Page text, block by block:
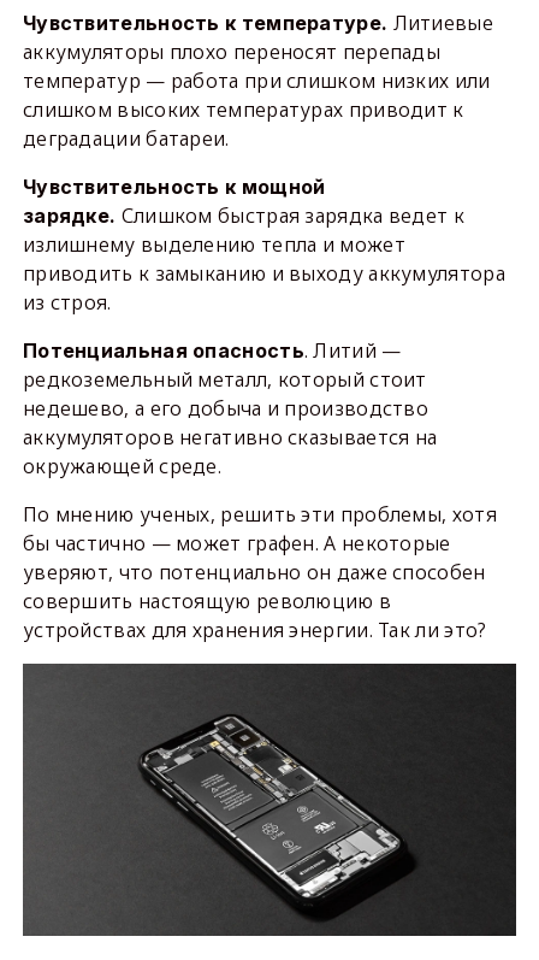
Чувствительность к температуре. Литиевые
аккумуляторы плохо переносят перепады
температур — работа при слишком низких или
слишком высоких температурах приводит к
деградации батареи.
Чувствительность к мощной
зарядке. Слишком быстрая зарядка ведет к
излишнему выделению тепла и может
приводить к замыканию и выходу аккумулятора
из строя.
Потенциальная опасность. Литий —
редкоземельный металл, который стоит
недешево, а его добыча и производство
аккумуляторов негативно сказывается на
окружающей среде.
По мнению ученых, решить эти проблемы, хотя
бы частично — может графен. А некоторые
уверяют, что потенциально он даже способен
совершить настоящую революцию в
устройствах для хранения энергии. Так ли это?